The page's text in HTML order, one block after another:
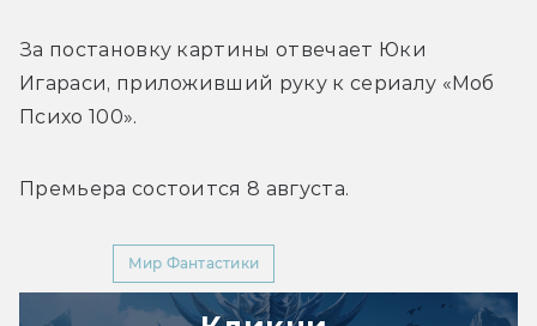
За постановку картины отвечает Юки
Игараси, приложивший руку к сериалу «Моб
Психо 100».
Премьера состоится 8 августа.
Мир Фантастики